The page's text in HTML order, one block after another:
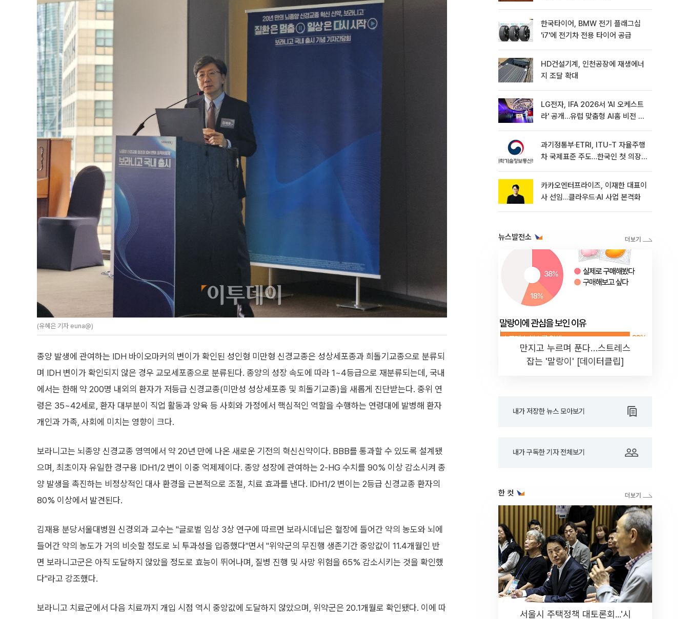
(유혜은 기자 euna@)
종양 발생에 관여하는 IDH 바이오마커의 변이가 확인된 성인형 미만형 신경교종은 성상세포종과 희돌기교종으로 분류되
며 IDH 변이가 확인되지 않은 경우 교모세포종으로 분류된다. 종양의 성장 속도에 따라 1~4등급으로 재분류되는데, 국내
에서는 한해 약 200명 내외의 환자가 저등급 신경교종(미만성 성상세포종 및 희돌기교종)을 새롭게 진단받는다. 중위 연
령은 35~42세로, 환자 대부분이 직업 활동과 양육 등 사회와 가정에서 핵심적인 역할을 수행하는 연령대에 발병해 환자
개인과 가족, 사회에 미치는 영향이 크다.
보라니고는 뇌종양 신경교종 영역에서 약 20년 만에 나온 새로운 기전의 혁신신약이다. BBB를 통과할 수 있도록 설계됐
으며, 최초이자 유일한 경구용 IDH1/2 변이 이중 억제제이다. 종양 성장에 관여하는 2-HG 수치를 90% 이상 감소시켜 종
양 발생을 촉진하는 비정상적인 대사 환경을 근본적으로 조절, 치료 효과를 낸다. IDH1/2 변이는 2등급 신경교종 환자의
80% 이상에서 발견된다.
김재용 분당서울대병원 신경외과 교수는 "글로벌 임상 3상 연구에 따르면 보라시데닙은 혈장에 들어간 약의 농도와 뇌에
들어간 약의 농도가 거의 비슷할 정도로 뇌 투과성을 입증했다"면서 "위약군의 무진행 생존기간 중앙값이 11.4개월인 반
면 보라니고군은 아직 도달하지 않았을 정도로 효능이 뛰어나며, 질병 진행 및 사망 위험을 65% 감소시키는 것을 확인했
다"라고 강조했다.
보라니고 치료군에서 다음 치료까지 개입 시점 역시 중앙값에 도달하지 않았으며, 위약군은 20.1개월로 확인됐다. 이에 따
한국타이어, BMW 전기 플래그십
'i7'에 전기차 전용 타이어 공급
HD건설기계, 인천공장에 재생에너
지 조달 확대
LG전자, IFA 2026서 'AI 오케스트
라' 공개…유럽 맞춤형 AI홈 비전 제
과기정통부·ETRI, ITU-T 자율주행
차 국제표준 주도…한국인 첫 의장
카카오엔터프라이즈, 이재한 대표이
사 선임…클라우드·AI 사업 본격화
뉴스발전소
만지고 누르며 푼다…스트레스
잡는 '말랑이' [데이터클립]
내가 저장한 뉴스 모아보기
내가 구독한 기자 전체보기
한 컷
서울시 주택정책 대토론회...'시